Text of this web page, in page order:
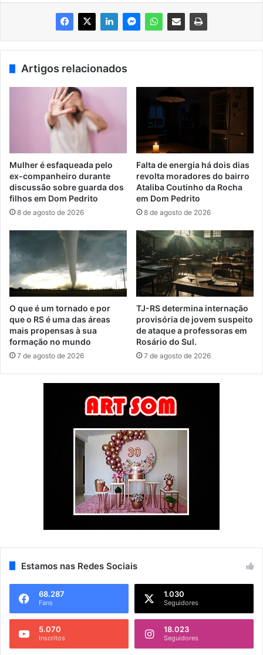
Artigos relacionados
Mulher é esfaqueada pelo
ex-companheiro durante
discussão sobre guarda dos
filhos em Dom Pedrito
8 de agosto de 2026
Falta de energia há dois dias
revolta moradores do bairro
Ataliba Coutinho da Rocha
em Dom Pedrito
8 de agosto de 2026
O que é um tornado e por
que o RS é uma das áreas
mais propensas à sua
formação no mundo
7 de agosto de 2026
TJ-RS determina internação
provisória de jovem suspeito
de ataque a professoras em
Rosário do Sul.
7 de agosto de 2026
Estamos nas Redes Sociais
68.287
Fans
1.030
Seguidores
5.070
Inscritos
18.023
Seguidores